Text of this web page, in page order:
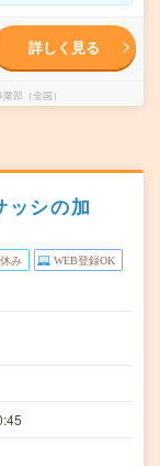
詳しく見る
部（全国）
ッシの加
み WEB登録OK